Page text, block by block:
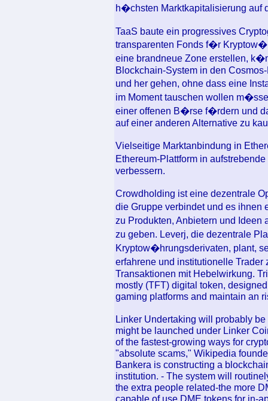
h�chsten Marktkapitalisierung auf
TaaS baute ein progressives
transparenten Fonds f�r
eine brandneue Zone erstellen,
Blockchain-System in den
und her gehen, ohne dass eine
im Moment tauschen wollen
einer offenen B�rse f�rdern und
auf einer anderen Alternative zu
Vielseitige Marktanbindung in
Ethereum-Plattform in
verbessern.
Crowdholding ist eine dezentrale
die Gruppe verbindet und es
zu Produkten, Anbietern und
zu geben. Leverj, die dezentrale
Kryptow�hrungsderivaten, plant,
erfahrene und institutionelle
Transaktionen mit Hebelwirkung.
mostly (TFT) digital token,
gaming platforms and maintain an
Linker Undertaking will probably
might be launched under Linker
of the fastest-growing ways for
"absolute scams," Wikipedia
Bankera is constructing a
institution. - The system will
the extra people related-the more
capable of use DME tokens for in-